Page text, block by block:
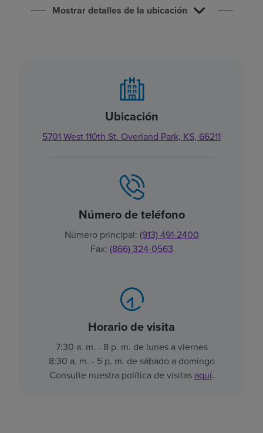
Mostrar detalles de la ubicación
Ubicación
5701 West 110th St. Overland Park, KS, 66211
Número de teléfono
Número principal: (913) 491-2400
Fax: (866) 324-0563
Horario de visita
7:30 a. m. - 8 p. m. de lunes a viernes
8:30 a. m. - 5 p. m. de sábado a domingo
Consulte nuestra política de visitas aquí.